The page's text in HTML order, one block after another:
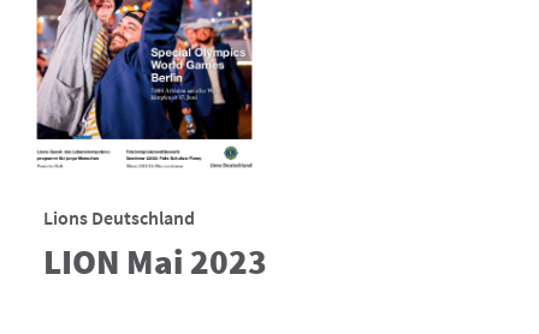
Lions Deutschland
LION Mai 2023